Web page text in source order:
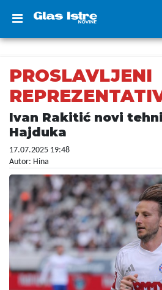
PROSLAVLJENI
Ivan Rakitić novi
Hajduka
17.07.2025 19:48
Autor: Hina